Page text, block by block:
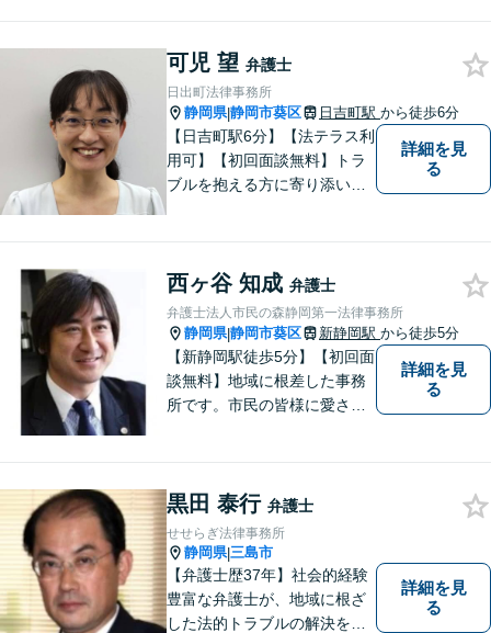
可児 望 弁護士
日出町法律事務所
静岡県|静岡市葵区 日吉町駅 から徒歩6分
【日吉町駅6分】【法テラス利
用可】【初回面談無料】トラ
ブルを抱える方に寄り添い、
詳細を見
る
西ヶ谷 知成 弁護士
弁護士法人市民の森静岡第一法律事務所
静岡県|静岡市葵区 新静岡駅 から徒歩5分
【新静岡駅徒歩5分】【初回面
談無料】地域に根差した事務
所です。市民の皆様に愛され
軽にご連絡ください。
詳細を見
る
黒田 泰行 弁護士
せせらぎ法律事務所
静岡県|三島市
【弁護士歴37年】社会的経験
豊富な弁護士が、地域に根ざ
した法的トラブルの解決を目
詳細を見
る